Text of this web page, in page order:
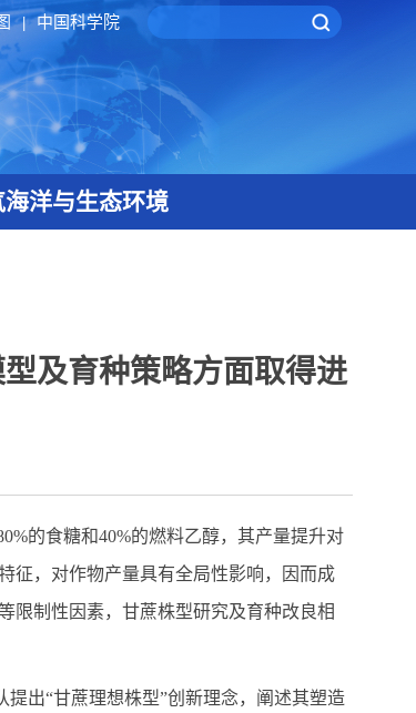
| 中国科学院
海洋与生态环境
及育种策略方面取得进
的食糖和40%的燃料乙醇，其产量提升对
征，对作物产量具有全局性影响，因而成
限制性因素，甘蔗株型研究及育种改良相
出“甘蔗理想株型”创新理念，阐述其塑造